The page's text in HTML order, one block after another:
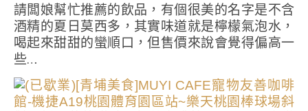
請闆娘幫忙推薦的飲品，有個很美的名字是不含
酒精的夏日莫西多，其實味道就是檸檬氣泡水，
喝起來甜甜的蠻順口，但售價來說會覺得偏高一
些…